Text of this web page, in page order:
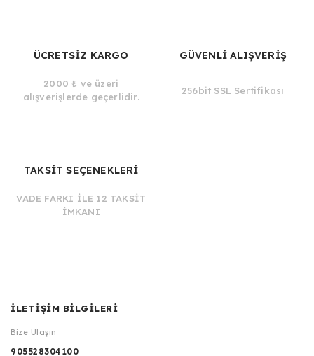
ÜCRETSİZ KARGO
2000 ₺ ve üzeri
alışverişlerde geçerlidir.
GÜVENLİ ALIŞVERİŞ
256bit SSL Sertifikası
TAKSİT SEÇENEKLERİ
VADE FARKI İLE 12 TAKSİT
İMKANI
İLETİŞİM BİLGİLERİ
Bize Ulaşın
905528304100